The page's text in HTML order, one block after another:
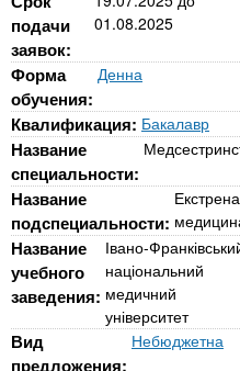
e
n
t
s
.
л
ь
н
и
х
з
а
к
л
а
д
і
MBA
За
подачи
заявок:
01.08.2025
Форма
обучения:
Денна
Квалификация: Бакалавр
Название
специальности:
Название
подспециальности:
Екстрена
Название
учебного
заведения:
Івано-
національний
медичний
університет
Вид
предложения:
Небюджетна